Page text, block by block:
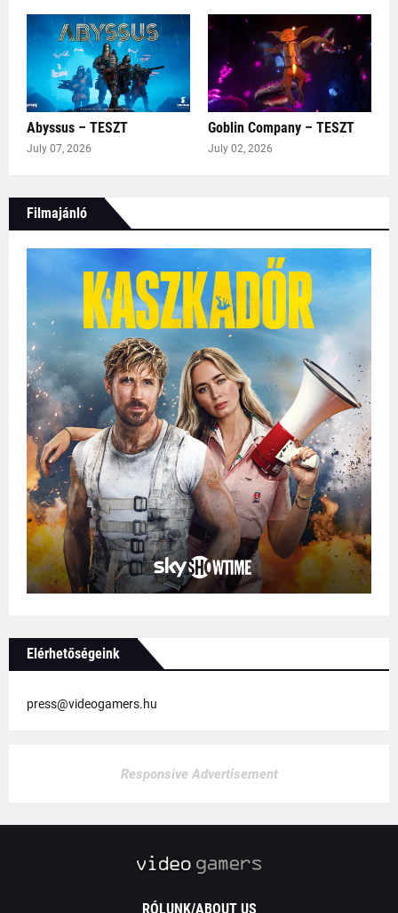
Abyssus – TESZT
July 07, 2026
Goblin Company – TESZT
July 02, 2026
Filmajánló
Elérhetőségeink
press@videogamers.hu
Responsive Advertisement
RÓLUNK/ABOUT US